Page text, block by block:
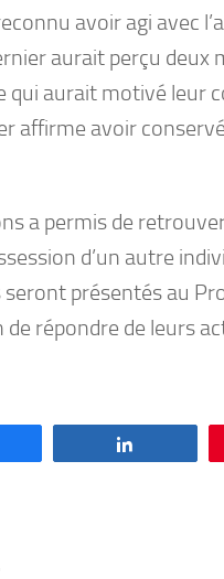
avoir agi avec
aurait perçu deux
qui aurait motivé leur
affirme avoir
a permis de
d’un autre
présentés au
répondre de leurs